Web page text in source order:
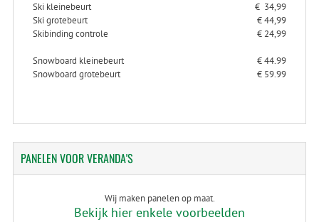
Ski kleinebeurt
€ 34,99
Ski grotebeurt
€ 44,99
Skibinding controle
€ 24,99
Snowboard kleinebeurt
€ 44.99
Snowboard grotebeurt
€ 59.99
PANELENVOOR VERANDA'S
Wij maken panelen op maat.
Bekijk hier enkele voorbeelden